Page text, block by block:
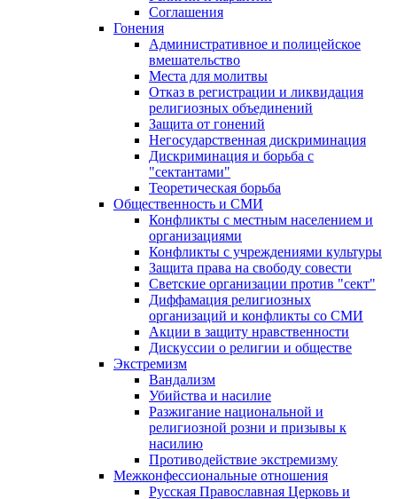
Соглашения
Гонения
Административное и полицейское
вмешательство
Места для молитвы
Отказ в регистрации и ликвидация
религиозных объединений
Защита от гонений
Негосударственная дискриминация
Дискриминация и борьба с
"сектантами"
Теоретическая борьба
Общественность и СМИ
Конфликты с местным населением и
организациями
Конфликты с учреждениями культуры
Защита права на свободу совести
Светские организации против "сект"
Диффамация религиозных
организаций и конфликты со СМИ
Акции в защиту нравственности
Дискуссии о религии и обществе
Экстремизм
Вандализм
Убийства и насилие
Разжигание национальной и
религиозной розни и призывы к
насилию
Противодействие экстремизму
Межконфессиональные отношения
Русская Православная Церковь и